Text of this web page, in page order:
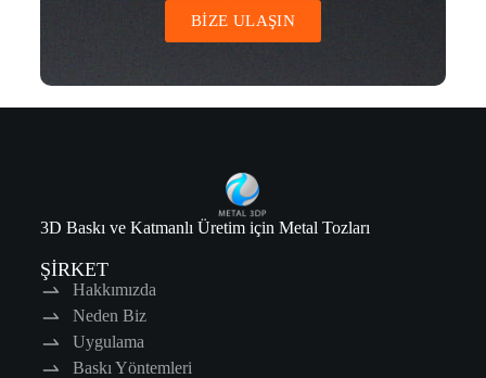
BİZE ULAŞIN
3D Baskı ve Katmanlı Üretim için Metal Tozları
ŞİRKET
Hakkımızda
Neden Biz
Uygulama
Baskı Yöntemleri